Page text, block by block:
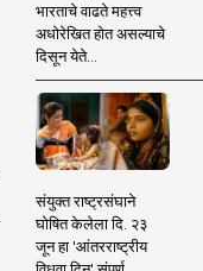
भारताचे वाढते महत्त्व
अधोरेखित होत असल्याचे
दिसून येते...
संयुक्त राष्ट्रसंघाने
घोषित केलेला दि. २३
जून हा 'आंतरराष्ट्रीय